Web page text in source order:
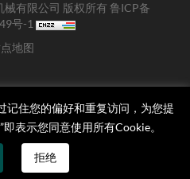
有限公司 版权所有 鲁ICP备
号-1
地图
记住您的偏好和重复访问，为您提
表示您同意使用所有Cookie。
拒绝
产品 WhatsApp